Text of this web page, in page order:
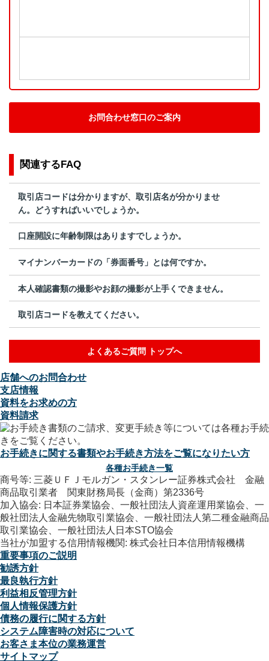
お問合わせ窓口のご案内
関連するFAQ
取引店コードは分かりますが、取引店名が分かりませ
ん。どうすればいいでしょうか。
口座開設に年齢制限はありますでしょうか。
マイナンバーカードの「券面番号」とは何ですか。
本人確認書類の撮影やお顔の撮影が上手くできません。
取引店コードを教えてください。
よくあるご質問 トップへ
店舗へのお問合わせ
支店情報
資料をお求めの方
資料請求
お手続きに関する書類やお手続き方法をご覧になりたい方
各種お手続き一覧
商号等: 三菱ＵＦＪモルガン・スタンレー証券株式会社 金融
商品取引業者 関東財務局長（金商）第2336号
加入協会: 日本証券業協会、一般社団法人資産運用業協会、一
般社団法人金融先物取引業協会、一般社団法人第二種金融商品
取引業協会、一般社団法人日本STO協会
当社が加盟する信用情報機関: 株式会社日本信用情報機構
重要事項のご説明
勧誘方針
最良執行方針
利益相反管理方針
個人情報保護方針
債務の履行に関する方針
システム障害時の対応について
お客さま本位の業務運営
サイトマップ